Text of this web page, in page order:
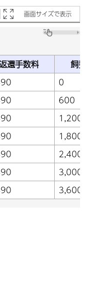
画面サイズで表示
還手数料
飼養
0
600
1,200
1,800
2,400
3,000
3,600